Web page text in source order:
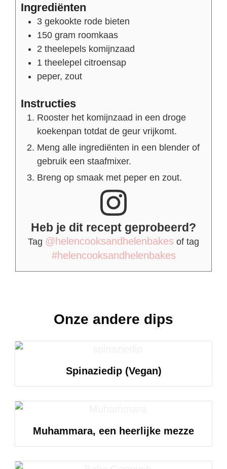
Ingrediënten
3 gekookte rode bieten
150 gram roomkaas
2 theelepels komijnzaad
1 theelepel citroensap
peper, zout
Instructies
Rooster het komijnzaad in een droge
koekenpan totdat de geur vrijkomt.
Meng alle ingrediënten in een blender of
gebruik een staafmixer.
Breng op smaak met peper en zout.
Heb je dit recept geprobeerd?
Tag @helencooksandhelenbakes of tag
#helencooksandhelenbakes
Onze andere dips
Spinaziedip (Vegan)
Muhammara, een heerlijke mezze